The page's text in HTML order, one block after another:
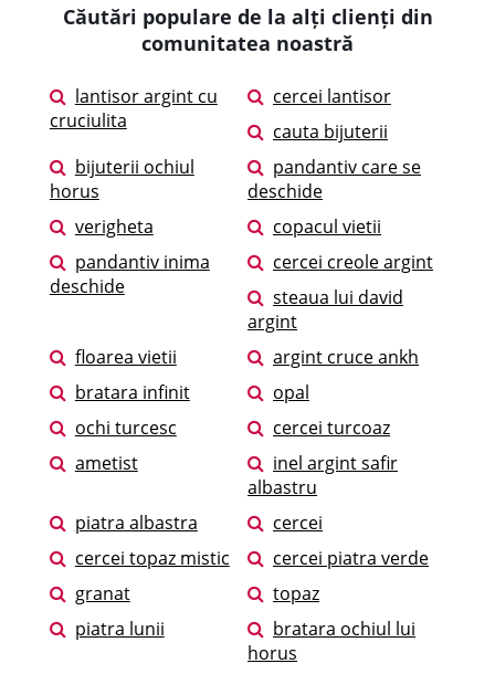
Căutări populare de la alți clienți din
comunitatea noastră
lantisor argint cu
cruciulita
cercei lantisor
cauta bijuterii
bijuterii ochiul
horus
pandantiv care se
deschide
verigheta
copacul vietii
pandantiv inima
deschide
cercei creole argint
steaua lui david
argint
floarea vietii
argint cruce ankh
bratara infinit
opal
ochi turcesc
cercei turcoaz
ametist
inel argint safir
albastru
piatra albastra
cercei
cercei topaz mistic
cercei piatra verde
granat
topaz
piatra lunii
bratara ochiul lui
horus